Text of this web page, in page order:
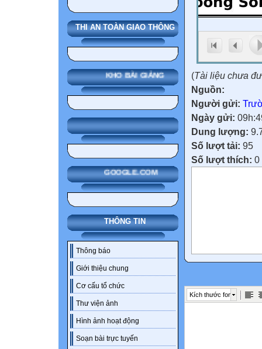
THI AN TOÀN GIAO THÔNG
KHO BÀI GIẢNG
GOOGLE.COM
THÔNG TIN
Thông báo
Giới thiệu chung
Cơ cấu tổ chức
Thư viện ảnh
Hình ảnh hoạt động
Soạn bài trực tuyến
(Tài liệu chưa
Nguồn:
Người gửi:
Ngày gửi:
Dung lượng:
Số lượt tải: 95
Số lượt thích: 0
Kích thước font